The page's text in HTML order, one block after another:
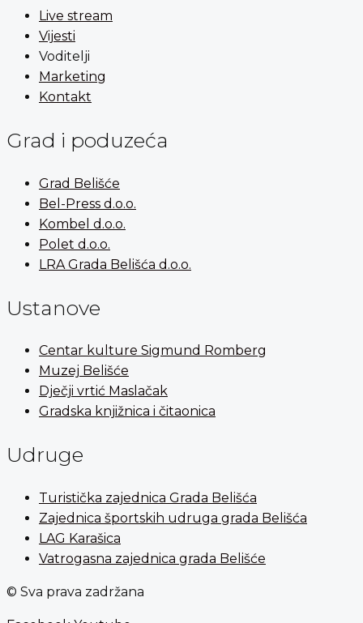
Live stream
Vijesti
Voditelji
Marketing
Kontakt
Grad i poduzeća
Grad Belišće
Bel-Press d.o.o.
Kombel d.o.o.
Polet d.o.o.
LRA Grada Belišća d.o.o.
Ustanove
Centar kulture Sigmund Romberg
Muzej Belišće
Dječji vrtić Maslačak
Gradska knjižnica i čitaonica
Udruge
Turistička zajednica Grada Belišća
Zajednica športskih udruga grada Belišća
LAG Karašica
Vatrogasna zajednica grada Belišće
© Sva prava zadržana